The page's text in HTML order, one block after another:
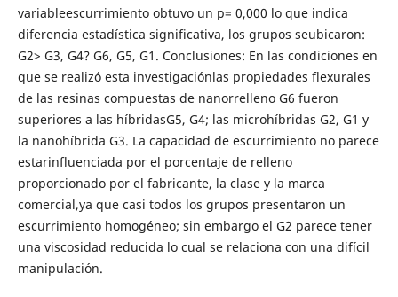
variableescurrimiento obtuvo un p= 0,000 lo que indica
diferencia estadística significativa, los grupos seubicaron:
G2> G3, G4? G6, G5, G1. Conclusiones: En las condiciones en
que se realizó esta investigaciónlas propiedades flexurales
de las resinas compuestas de nanorrelleno G6 fueron
superiores a las híbridasG5, G4; las microhíbridas G2, G1 y
la nanohíbrida G3. La capacidad de escurrimiento no parece
estarinfluenciada por el porcentaje de relleno
proporcionado por el fabricante, la clase y la marca
comercial,ya que casi todos los grupos presentaron un
escurrimiento homogéneo; sin embargo el G2 parece tener
una viscosidad reducida lo cual se relaciona con una difícil
manipulación.